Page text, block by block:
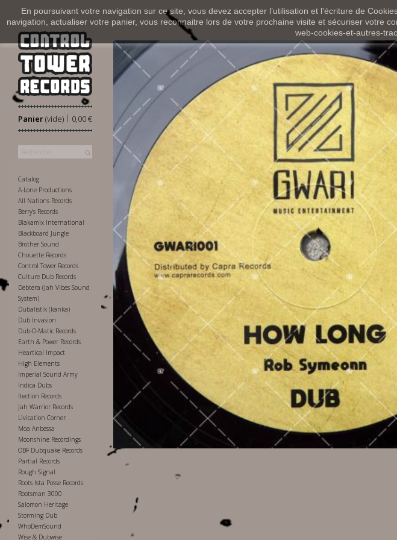
En poursuivant votre navigation sur ce site, vous devez accepter l’utilisation et l'écriture de
navigation, actualiser votre panier, vous reconnaitre lors de votre prochaine visite et sécuriser votre
web-cookies-et-autres-
Panier 0,00 €
|
(vide)
Catalog
A-Lone Productions
All Nations Records
Berry's Records
Blakamix International
Blackboard Jungle
Brother Sound
Chouette Records
Control Tower Records
Culture Dub Records
Debtera (Jah Vibes Sound
System)
Dubalistik (kanka)
Dub Invasion
Dub-O-Matic Records
Earth & Power Records
Heartical Impact
High Elements
Imperial Sound Army
Indica Dubs
Itection Records
Jah Warrior Records
Livication Corner
Moa Anbessa
Moonshine Recordings
OBF Dubquake Records
Partial Records
Rough Signal
Roots Ista Posse Records
Rootsman 3000
Salomon Heritage
Storming Dub
WhoDemSound
Wise & Dubwise